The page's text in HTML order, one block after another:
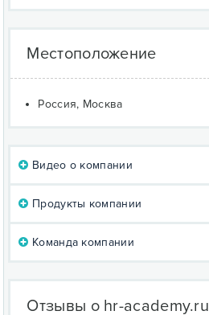
Местоположение
Россия, Москва
Видео о компании
Продукты компании
Команда компании
Отзывы о hr-academy.ru